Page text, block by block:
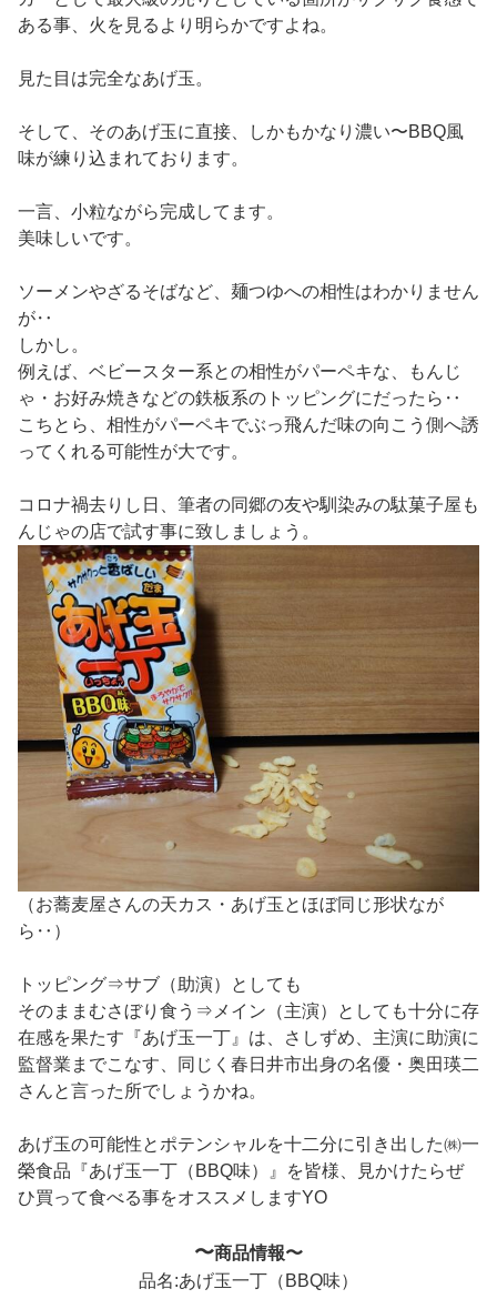
ある事、火を見るより明らかですよね。
見た目は完全なあげ玉。
そして、そのあげ玉に直接、しかもかなり濃い〜BBQ風
味が練り込まれております。
一言、小粒ながら完成してます。
美味しいです。
ソーメンやざるそばなど、麺つゆへの相性はわかりません
が‥
しかし。
例えば、ベビースター系との相性がパーペキな、もんじ
ゃ・お好み焼きなどの鉄板系のトッピングにだったら‥
こちとら、相性がパーペキでぶっ飛んだ味の向こう側へ誘
ってくれる可能性が大です。
コロナ禍去りし日、筆者の同郷の友や馴染みの駄菓子屋も
んじゃの店で試す事に致しましょう。
（お蕎麦屋さんの天カス・あげ玉とほぼ同じ形状なが
ら‥）
トッピング⇒サブ（助演）としても
そのままむさぼり食う⇒メイン（主演）としても十分に存
在感を果たす『あげ玉一丁』は、
さしずめ、主演に助演に
監督業までこなす、同じく春日井市出身の名優・奥田瑛二
さんと言った所でしょうかね。
あげ玉の可能性とポテンシャルを十二分に引き出した㈱一
榮食品『あげ玉一丁（BBQ味）』を皆様、見かけたらぜ
ひ買って食べる事をオススメしますYO
〜商品情報〜
品名:あげ玉一丁（BBQ味）